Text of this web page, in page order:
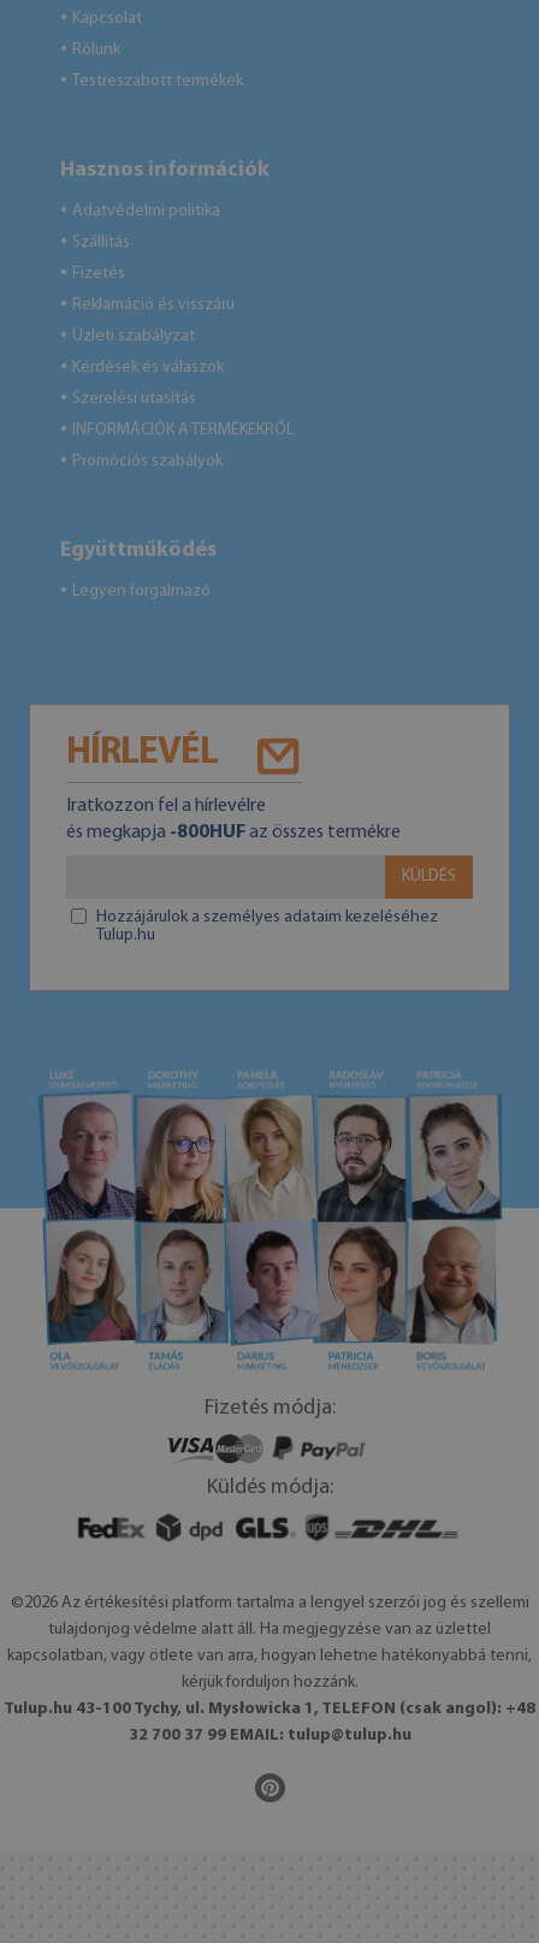
● Kapcsolat
● Rólunk
● Testreszabott termékek
Hasznos információk
● Adatvédelmi politika
● Szállítás
● Fizetés
● Reklamáció és visszáru
● Üzleti szabályzat
● Kérdések és válaszok
● Szerelési utasítás
● INFORMÁCIÓK A TERMÉKEKRŐL
● Promóciós szabályok
Együttműködés
● Legyen forgalmazó
HÍRLEVÉL
Iratkozzon fel a hírlevélre
és megkapja -800HUFaz összes termékre
KÜLDÉS
Hozzájárulok a személyes adataim kezeléséhez
Tulup.hu
Fizetés módja:
Küldés módja:
©2026 Az értékesítési platform tartalma a lengyel szerzői jog és szellemi
tulajdonjog védelme alatt áll. Ha megjegyzése van az üzlettel
kapcsolatban, vagy ötlete van arra, hogyan lehetne hatékonyabbá tenni,
kérjük forduljon hozzánk.
Tulup.hu 43-100 Tychy, ul. Mysłowicka 1, TELEFON (csak angol): +48
32 700 37 99 EMAIL: tulup@tulup.hu